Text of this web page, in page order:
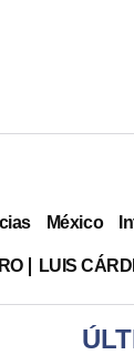
México
LUIS